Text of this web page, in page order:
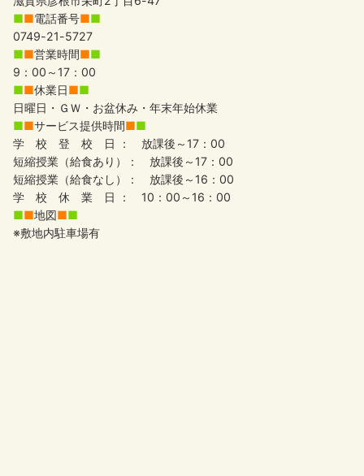
■■電話番号■■
0749-21-5727
■■営業時間■■
9：00～17：00
■■休業日■■
日曜日・ＧＷ・お盆休み・年末年始休業
■■サービス提供時間■■
学 校 登 校 日 ： 放課後～17：00
短縮授業（給食あり）： 放課後～17：00
短縮授業（給食なし）： 放課後～16：00
学 校 休 業 日 ： 10：00～16：00
■■地図■■
※敷地内駐車場有